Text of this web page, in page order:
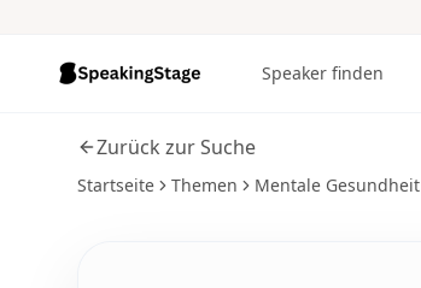
Speaker finden
Zurück zur Suche
Startseite Themen Mentale Gesundheit